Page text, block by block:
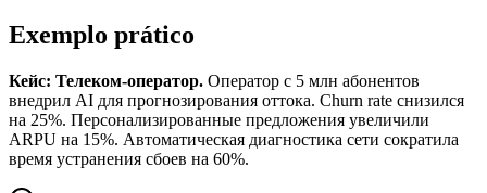
Exemplo prático
Кейс: Телеком-оператор. Оператор с 5 млн абонентов
внедрил AI для прогнозирования оттока. Churn rate снизился
на 25%. Персонализированные предложения увеличили
ARPU на 15%. Автоматическая диагностика сети сократила
время устранения сбоев на 60%.